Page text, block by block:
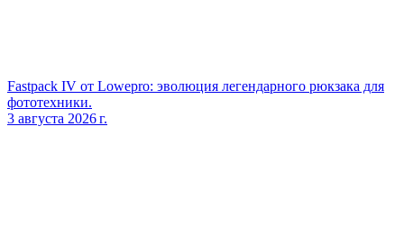
Fastpack IV от Lowepro: эволюция легендарного рюкзака для
фототехники.
3 августа 2026 г.